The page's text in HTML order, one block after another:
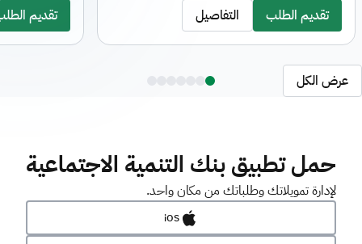
تقديم الطلب التفاصيل تقديم
عرض الكل
حمل تطبيق بنك التنمية الاجتماعية
لإدارة تمويلاتك وطلباتك من مكان واحد.
iOS